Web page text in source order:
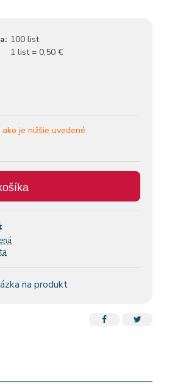
100 list
1 list = 0,50 €
je nižšie uvedené
na produkt